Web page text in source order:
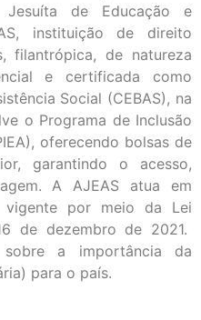
Jesuíta de Educação e
instituição de direito
filantrópica, de natureza
e certificada como
Social (CEBAS), na
o Programa de Inclusão
oferecendo bolsas de
garantindo o acesso,
A AJEAS atua em
vigente por meio da Lei
de dezembro de 2021.
a importância da
para o país.